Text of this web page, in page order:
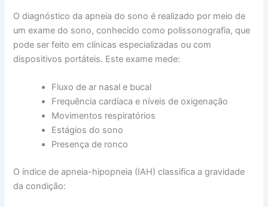
O diagnóstico da apneia do sono é realizado por meio de
um exame do sono, conhecido como polissonografia, que
pode ser feito em clínicas especializadas ou com
dispositivos portáteis. Este exame mede:
Fluxo de ar nasal e bucal
Frequência cardíaca e níveis de oxigenação
Movimentos respiratórios
Estágios do sono
Presença de ronco
O índice de apneia-hipopneia (IAH) classifica a gravidade
da condição: